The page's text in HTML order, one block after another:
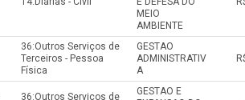
MEIO
AMBIENTE
36:Outros Serviços de
Terceiros - Pessoa
Física
GESTAO
ADMINISTRATIV
A
36:Outros Serviços de
GESTAO E